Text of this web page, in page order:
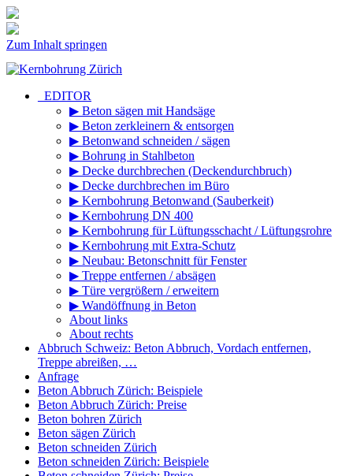
Zum Inhalt springen
_EDITOR
▶ Beton sägen mit Handsäge
▶ Beton zerkleinern & entsorgen
▶ Betonwand schneiden / sägen
▶ Bohrung in Stahlbeton
▶ Decke durchbrechen (Deckendurchbruch)
▶ Decke durchbrechen im Büro
▶ Kernbohrung Betonwand (Sauberkeit)
▶ Kernbohrung DN 400
▶ Kernbohrung für Lüftungsschacht / Lüftungsrohre
▶ Kernbohrung mit Extra-Schutz
▶ Neubau: Betonschnitt für Fenster
▶ Treppe entfernen / absägen
▶ Türe vergrößern / erweitern
▶ Wandöffnung in Beton
About links
About rechts
Abbruch Schweiz: Beton Abbruch, Vordach entfernen,
Treppe abreißen, …
Anfrage
Beton Abbruch Zürich: Beispiele
Beton Abbruch Zürich: Preise
Beton bohren Zürich
Beton sägen Zürich
Beton schneiden Zürich
Beton schneiden Zürich: Beispiele